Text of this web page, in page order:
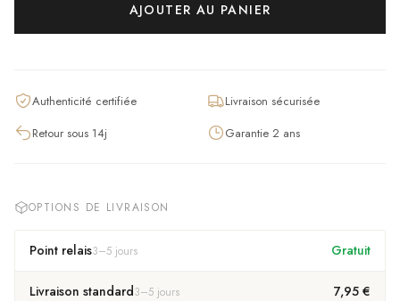
AJOUTER AU PANIER
Authenticité certifiée
Livraison sécurisée
Retour sous 14j
Garantie 2 ans
OPTIONS DE LIVRAISON
Point relais3–5 jours Gratuit
Livraison standard3–5 jours 7,95 €